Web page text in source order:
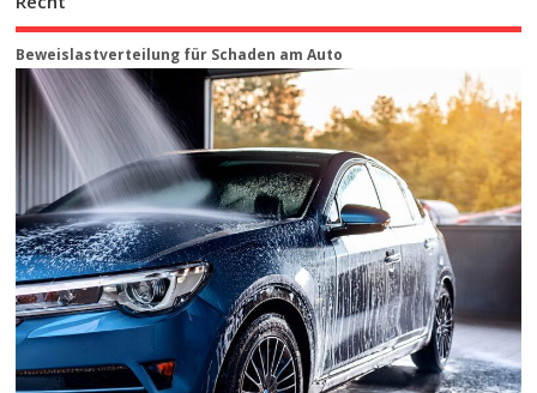
Beweis­last­ver­teilung für Schaden am Auto